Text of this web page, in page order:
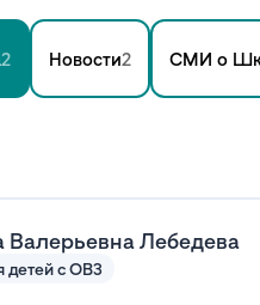
2 Новости2 СМИ о
Валерьевна Лебедева
детей с ОВЗ